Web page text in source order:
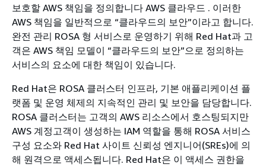
보호할 AWS 책임을 정의합니다 AWS 클라우드 . 이러한
AWS 책임을 일반적으로 “클라우드의 보안”이라고 합니다.
완전 관리 ROSA 형 서비스로 운영하기 위해 Red Hat과 고
객은 AWS 책임 모델이 “클라우드의 보안”으로 정의하는
서비스의 요소에 대한 책임이 있습니다.
Red Hat은 ROSA 클러스터 인프라, 기본 애플리케이션 플
랫폼 및 운영 체제의 지속적인 관리 및 보안을 담당합니다.
ROSA 클러스터는 고객의 AWS 리소스에서 호스팅되지만
AWS 계정고객이 생성하는 IAM 역할을 통해 ROSA 서비스
구성 요소와 Red Hat 사이트 신뢰성 엔지니어(SREs)에 의
해 원격으로 액세스됩니다. Red Hat은 이 액세스 권한을